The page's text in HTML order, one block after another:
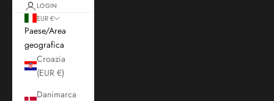
LOGIN
EUR €
Paese/Area
geografica
Croazia
(EUR €)
Danimarca